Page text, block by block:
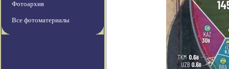
Фотоархив
Все фотоматериалы